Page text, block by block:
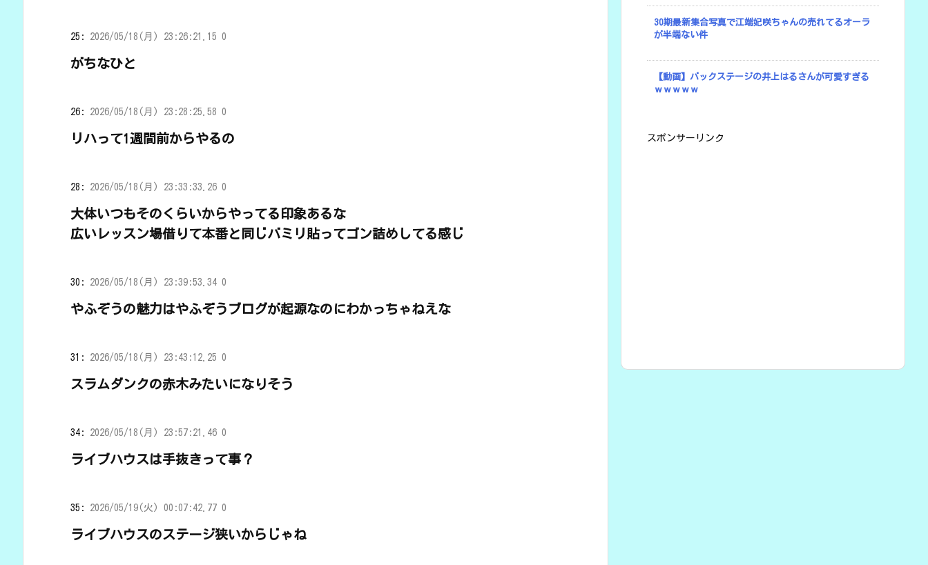
25: 2026/05/18(月) 23:26:21.15 0
がちなひと
26: 2026/05/18(月) 23:28:25.58 0
リハって1週間前からやるの
28: 2026/05/18(月) 23:33:33.26 0
大体いつもそのくらいからやってる印象あるな
広いレッスン場借りて本番と同じバミリ貼ってゴン詰めしてる感じ
30: 2026/05/18(月) 23:39:53.34 0
やふぞうの魅力はやふぞうブログが起源なのにわかっちゃねえな
31: 2026/05/18(月) 23:43:12.25 0
スラムダンクの赤木みたいになりそう
34: 2026/05/18(月) 23:57:21.46 0
ライブハウスは手抜きって事？
35: 2026/05/19(火) 00:07:42.77 0
ライブハウスのステージ狭いからじゃね
30期最新集合写真で江端妃咲ちゃんの売れてるオーラ
が半端ない件
【動画】バックステージの井上はるさんが可愛すぎる
ｗｗｗｗｗ
スポンサーリンク